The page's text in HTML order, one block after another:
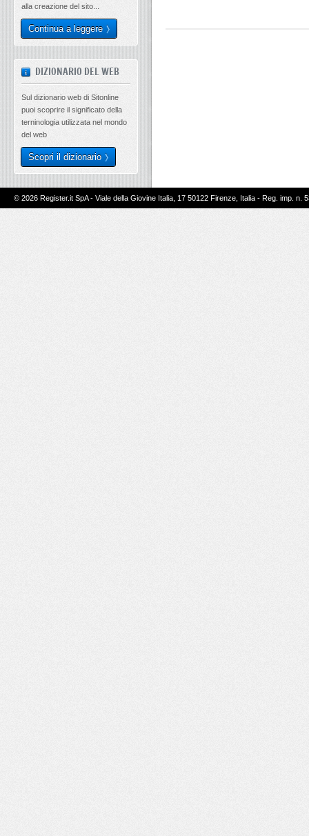
alla creazione del sito...
Continua a leggere
DIZIONARIO DEL WEB
Sul dizionario web di Sitonline
puoi scoprire il significato della
terninologia utilizzata nel mondo
del web
Scopri il dizionario
© 2026 Register.it SpA - Viale della Giovine Italia, 17 50122 Firenze, Italia - Reg. imp.